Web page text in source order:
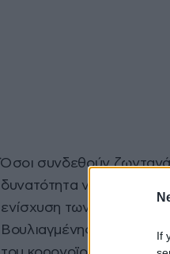
If
Όσοι συνδεθούν
δυνατότητα να
ενίσχυση των
Βουλιαγμένης οι οποίες